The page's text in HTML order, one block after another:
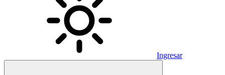
Ingresar